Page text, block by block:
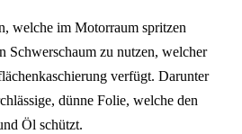
welche im Motorraum spritzen
Schwerschaum zu nutzen, welcher
verfügt. Darunter
dünne Folie, welche den
Öl schützt.